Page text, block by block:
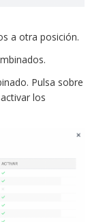
a otra posición.
Pulsa sobre
los